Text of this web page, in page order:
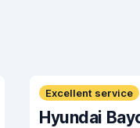
Excellent service
Hyundai